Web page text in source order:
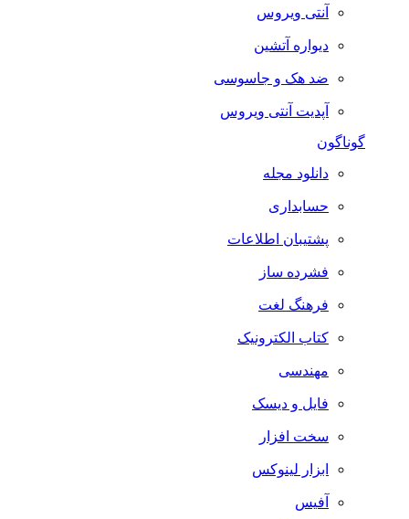
آنتی ویروس
دیواره آتشین
ضد هک و جاسوسی
آپدیت آنتی ویروس
گوناگون
دانلود مجله
حسابداری
پشتیبان اطلاعات
فشرده ساز
فرهنگ لغت
کتاب الکترونیک
مهندسی
فایل و دیسک
سخت افزار
ابزار لینوکس
آفیس